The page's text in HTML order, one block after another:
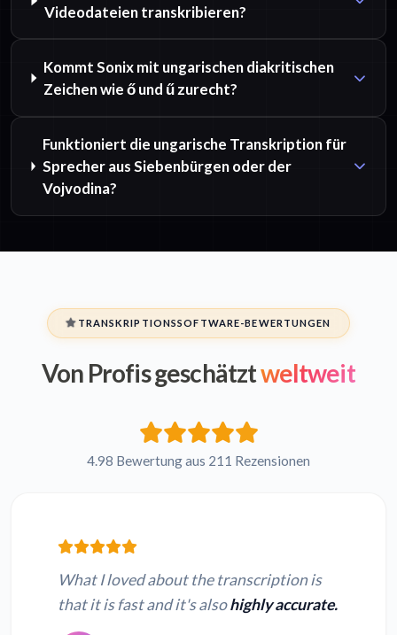
Videodateien transkribieren?
Kommt Sonix mit ungarischen diakritischen
Zeichen wie ő und ű zurecht?
Funktioniert die ungarische Transkription für
Sprecher aus Siebenbürgen oder der
Vojvodina?
TRANSKRIPTIONSSOFTWARE-BEWERTUNGEN
Von Profis geschätztweltweit
4.98 Bewertung aus 211 Rezensionen
What I loved about the transcription is
that it is fast and it's alsohighly accurate.